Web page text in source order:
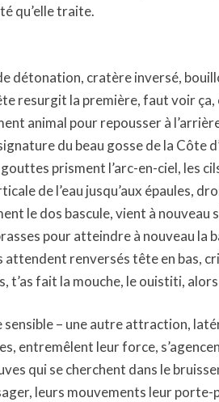
qu’elle traite.
détonation, cratère inversé,
resurgit la première, faut voir
animal pour repousser à
du beau gosse de la Côte
prisment l’arc-en-ciel, les
de l’eau jusqu’aux épaules,
le dos bascule, vient à nouveau
pour atteindre à nouveau la
renversés tête en bas,
t’as fait la mouche, le ouistiti,
– une autre attraction,
entremêlent leur force,
qui se cherchent dans le
leurs mouvements leur porte-